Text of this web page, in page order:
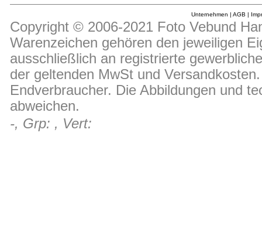
Unternehmen | AGB |
Copyright © 2006-2021 Foto Vebund
Warenzeichen gehören den jeweiligen
ausschließlich an registrierte
der geltenden MwSt und
Endverbraucher. Die Abbildungen und
abweichen.
-, Grp: , Vert: